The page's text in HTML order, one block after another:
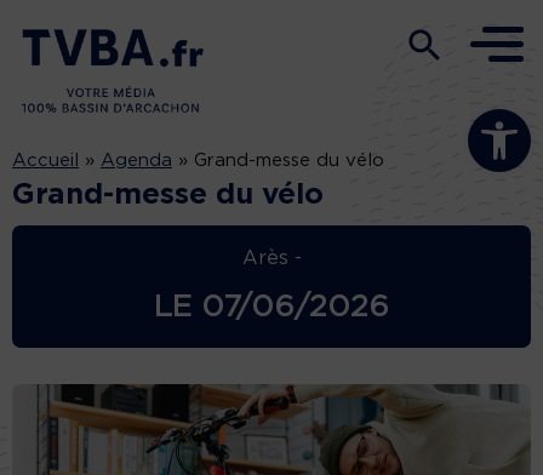
Ouvrir la
Accueil » Agenda » Grand-messe du vélo
Grand-messe du vélo
Arès -
LE 07/06/2026